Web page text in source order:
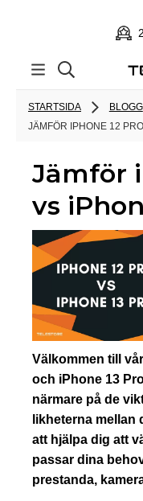
STARTSIDA
BLOGG
JÄMFÖR IPHONE 12
Jämför
vs
Välkommen till
och iPhone 13
närmare på de
likheterna mellan
att hjälpa dig att
passar dina
prestanda,